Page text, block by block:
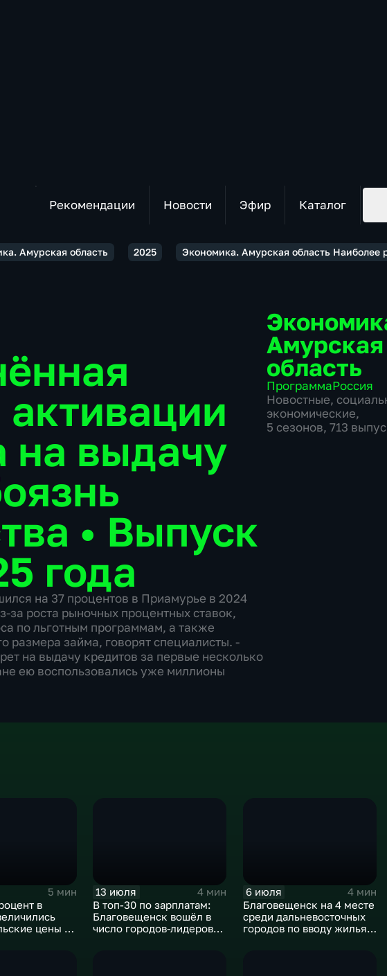
Рекомендации Новости Эфир Каталог
Амурская область 2025 Экономика. Амурская область Наиболее
на выдачу
• Выпуск
года
на 37 процентов в Приамурье в 2024
за роста рыночных процентных ставок,
по льготным программам, а также
размера займа, говорят специалисты. -
на выдачу кредитов за первые несколько
ею воспользовались уже миллионы
Амурская
область
ПрограммаРоссия
Новостные,
экономические,
5 сезонов, 713
5 мин
в
цены на
13 июля
4 мин
В топ-30 по зарплатам:
Благовещенск вошёл в
число городов-лидеров
6 июля
4 мин
Благовещенск на 4 месте
среди дальневосточных
городов по вводу жилья в